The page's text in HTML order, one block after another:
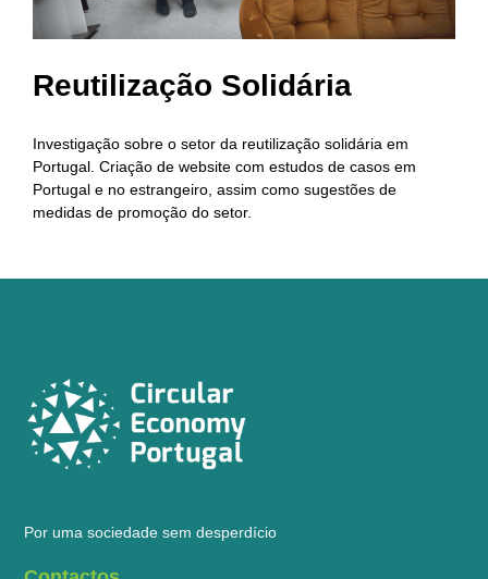
Reutilização Solidária
Investigação sobre o setor da reutilização solidária em
Portugal. Criação de website com estudos de casos em
Portugal e no estrangeiro, assim como sugestões de
medidas de promoção do setor.
Por uma sociedade sem desperdício